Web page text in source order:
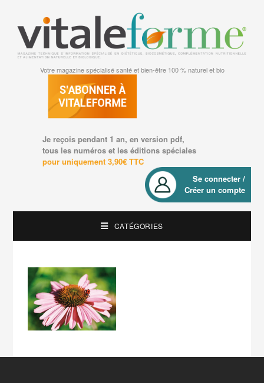
Votre magazine spécialisé santé et bien-être 100 % naturel et bio
Je reçois pendant 1 an, en version pdf,
tous les numéros et les éditions spéciales
pour uniquement 3,90€ TTC
Se connecter /
Créer un compte
CATÉGORIES